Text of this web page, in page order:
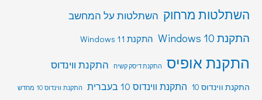
השתלטות מרחוק השתלטות על המחשב
התקנת Windows 10 התקנת Windows 11
התקנת אופיס התקנת דיסק קשיח התקנת ווינדוס
התקנת ווינדוס 10 התקנת ווינדוס 10 בעברית התקנת ווינדוס 10 מחדש